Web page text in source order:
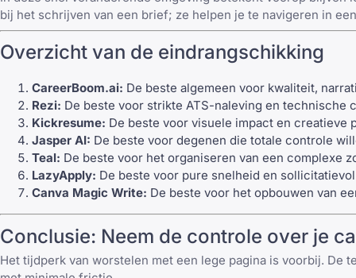
bij het schrijven van een brief; ze helpen je te navigeren in
Overzicht van de eindrangschikking
CareerBoom.ai: De beste algemeen voor kwaliteit,
Rezi: De beste voor strikte ATS-naleving en technische
Kickresume: De beste voor visuele impact en creatieve
Jasper AI: De beste voor degenen die totale controle
Teal: De beste voor het organiseren van een complexe
LazyApply: De beste voor pure snelheid en
Canva Magic Write: De beste voor het opbouwen van
Conclusie: Neem de controle over je
Het tijdperk van worstelen met een lege pagina is voorbij. De